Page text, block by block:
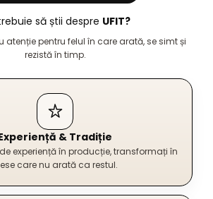
să știi despre UFIT?
atenție pentru felul în care arată, se simt și
rezistă în timp.
& Tradiție
experiență în producție, transformați în
care nu arată ca restul.